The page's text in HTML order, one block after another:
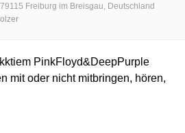
79115 Freiburg im Breisgau Deutschland
PinkFloyd&DeepPurple
mit oder nicht mitbringen, hören,